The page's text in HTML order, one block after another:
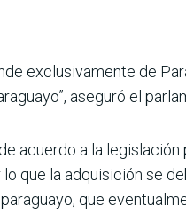
exclusivamente de
aseguró el
acuerdo a la
que la adquisición se
que